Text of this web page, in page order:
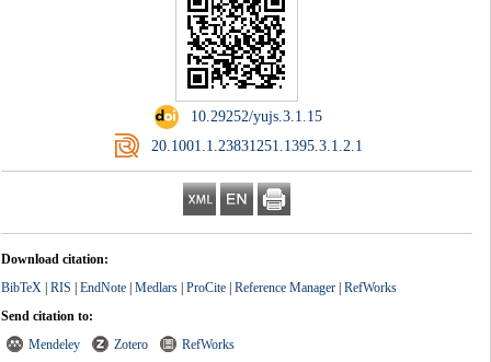
‎ 10.29252/yujs.3.1.15
‎ 20.1001.1.23831251.1395.3.1.2.1
Download citation:
BibTeX|RIS|EndNote|Medlars|ProCite|Reference Manager|RefWorks
Send citation to:
Mendeley
Zotero RefWorks